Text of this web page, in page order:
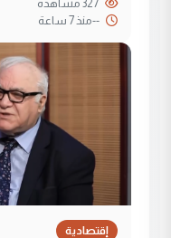
--منذ 7 ساعة
إقتصادية